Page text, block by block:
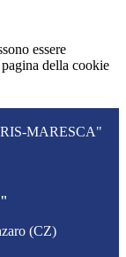
essere
della cookie
MARESCA"
(CZ)